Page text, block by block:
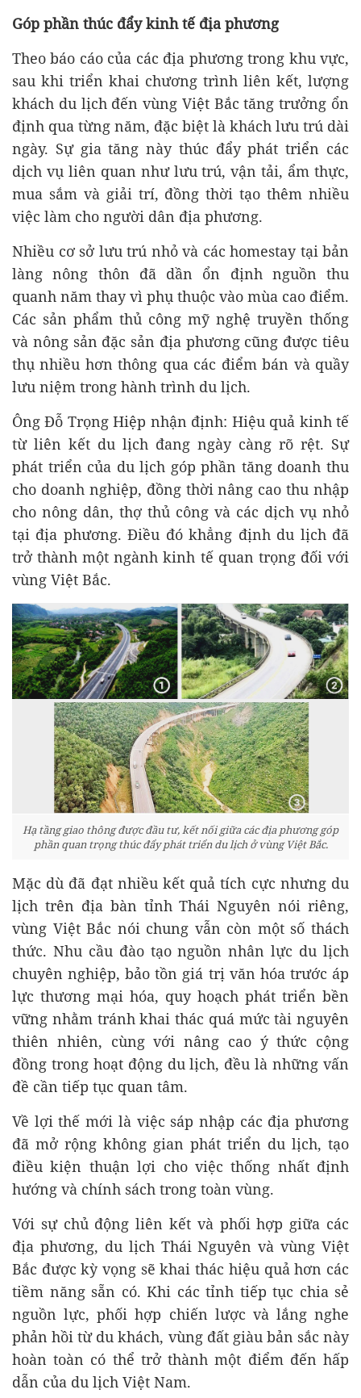
Góp phần thúc đẩy kinh tế địa phương
Theo báo cáo của các địa phương trong khu vực,
sau khi triển khai chương trình liên kết, lượng
khách du lịch đến vùng Việt Bắc tăng trưởng ổn
định qua từng năm, đặc biệt là khách lưu trú dài
ngày. Sự gia tăng này thúc đẩy phát triển các
dịch vụ liên quan như lưu trú, vận tải, ẩm thực,
mua sắm và giải trí, đồng thời tạo thêm nhiều
việc làm cho người dân địa phương.
Nhiều cơ sở lưu trú nhỏ và các homestay tại bản
làng nông thôn đã dần ổn định nguồn thu
quanh năm thay vì phụ thuộc vào mùa cao điểm.
Các sản phẩm thủ công mỹ nghệ truyền thống
và nông sản đặc sản địa phương cũng được tiêu
thụ nhiều hơn thông qua các điểm bán và quầy
lưu niệm trong hành trình du lịch.
Ông Đỗ Trọng Hiệp nhận định: Hiệu quả kinh tế
từ liên kết du lịch đang ngày càng rõ rệt. Sự
phát triển của du lịch góp phần tăng doanh thu
cho doanh nghiệp, đồng thời nâng cao thu nhập
cho nông dân, thợ thủ công và các dịch vụ nhỏ
tại địa phương. Điều đó khẳng định du lịch đã
trở thành một ngành kinh tế quan trọng đối với
vùng Việt Bắc.
Hạ tầng giao thông được đầu tư, kết nối giữa các địa phương góp
phần quan trọng thúc đẩy phát triển du lịch ở vùng Việt Bắc.
Mặc dù đã đạt nhiều kết quả tích cực nhưng du
lịch trên địa bàn tỉnh Thái Nguyên nói riêng,
vùng Việt Bắc nói chung vẫn còn một số thách
thức. Nhu cầu đào tạo nguồn nhân lực du lịch
chuyên nghiệp, bảo tồn giá trị văn hóa trước áp
lực thương mại hóa, quy hoạch phát triển bền
vững nhằm tránh khai thác quá mức tài nguyên
thiên nhiên, cùng với nâng cao ý thức cộng
đồng trong hoạt động du lịch, đều là những vấn
đề cần tiếp tục quan tâm.
Về lợi thế mới là việc sáp nhập các địa phương
đã mở rộng không gian phát triển du lịch, tạo
điều kiện thuận lợi cho việc thống nhất định
hướng và chính sách trong toàn vùng.
Với sự chủ động liên kết và phối hợp giữa các
địa phương, du lịch Thái Nguyên và vùng Việt
Bắc được kỳ vọng sẽ khai thác hiệu quả hơn các
tiềm năng sẵn có. Khi các tỉnh tiếp tục chia sẻ
nguồn lực, phối hợp chiến lược và lắng nghe
phản hồi từ du khách, vùng đất giàu bản sắc này
hoàn toàn có thể trở thành một điểm đến hấp
dẫn của du lịch Việt Nam.